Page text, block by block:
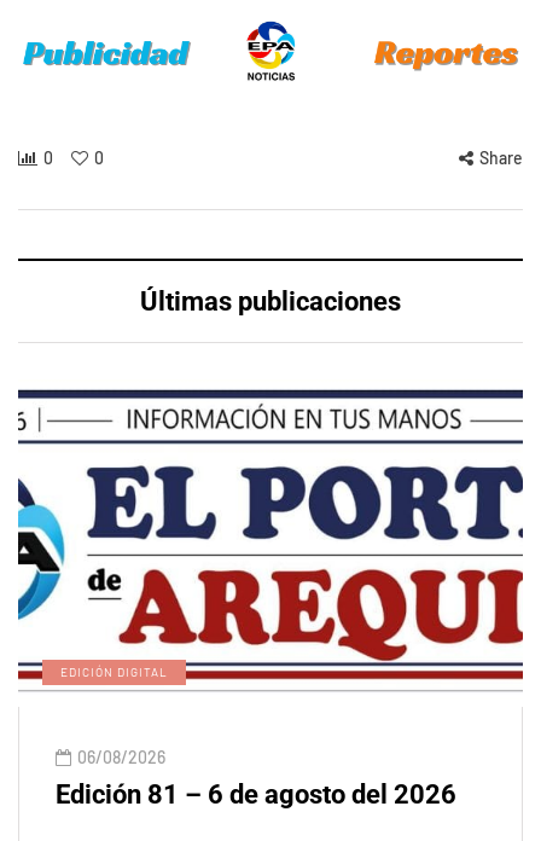
0 0 Share
Últimas publicaciones
EDICIÓN DIGITAL
06/08/2026
Edición 81 – 6 de agosto del 2026